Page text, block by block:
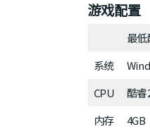
游戏配置
最
系统
CPU
酷睿
内存
4GB